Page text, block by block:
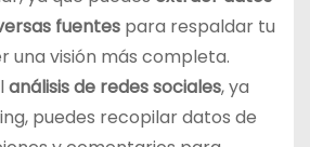
fuentes para respaldar tu
una visión más completa.
análisis de redes sociales, ya
puedes recopilar datos de